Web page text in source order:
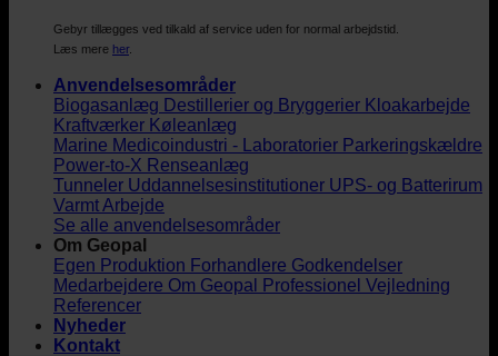
Gebyr tillægges ved tilkald af service uden for normal arbejdstid.
Læs mere her.
Anvendelsesområder
Biogasanlæg Destillerier og Bryggerier Kloakarbejde
Kraftværker Køleanlæg
Marine Medicoindustri - Laboratorier Parkeringskældre
Power-to-X Renseanlæg
Tunneler Uddannelsesinstitutioner UPS- og Batterirum
Varmt Arbejde
Se alle anvendelsesområder
Om Geopal
Egen Produktion Forhandlere Godkendelser
Medarbejdere Om Geopal
Professionel Vejledning
Referencer
Nyheder
Kontakt